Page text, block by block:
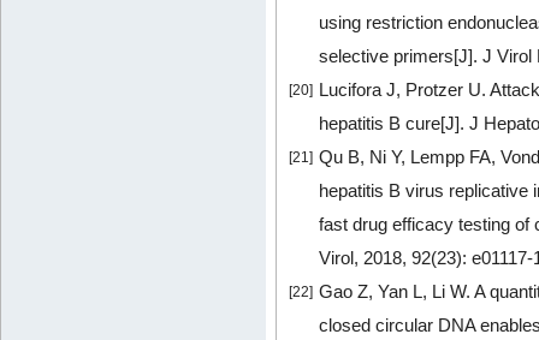
using restriction
selective primers[J]. J
[20] Lucifora J, Protzer U.
hepatitis B cure[J]. J
[21] Qu B, Ni Y, Lempp FA,
hepatitis B virus replicative
fast drug efficacy testing
Virol, 2018, 92(23):
[22] Gao Z, Yan L, Li W. A
closed circular DNA